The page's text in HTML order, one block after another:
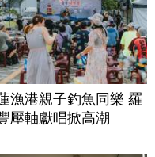
漁港親子釣魚同樂 羅
壓軸獻唱掀高潮